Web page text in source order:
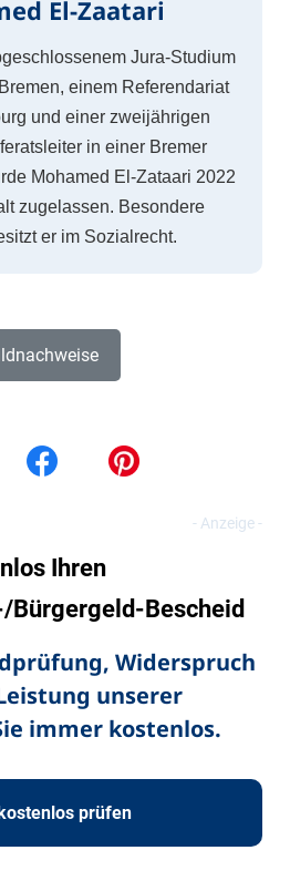
El-Zaatari
Jura-Studium
einem Referendariat
und einer zweijährigen
in einer Bremer
Mohamed El-Zataari 2022
zugelassen. Besondere
er im Sozialrecht.
Ihren
Bürgergeld-Bescheid
Widerspruch
unserer
immer kostenlos.
prüfen